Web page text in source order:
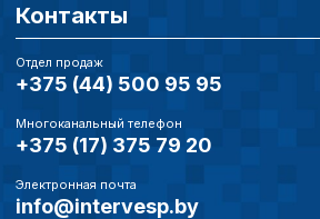
Контакты
Отдел продаж
+375 (44) 500 95 95
Многоканальный телефон
+375 (17) 375 79 20
Электронная почта
info@intervesp.by